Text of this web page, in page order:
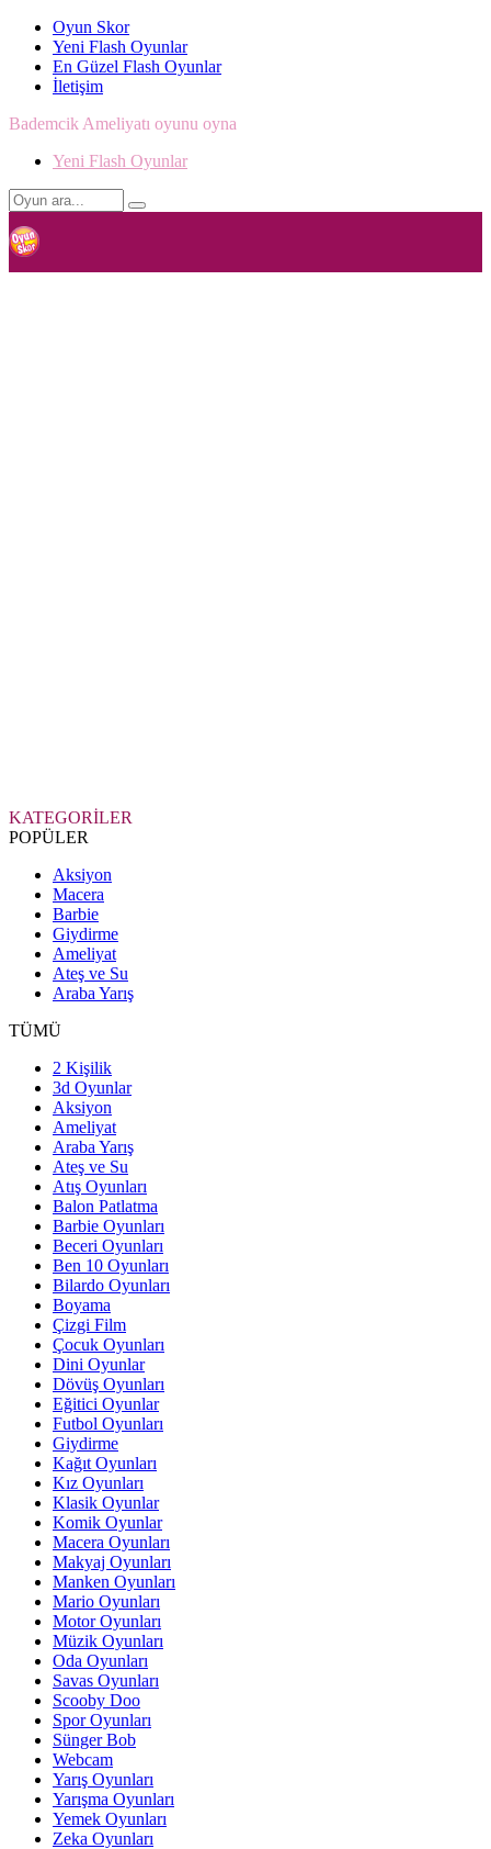
Oyun Skor
Yeni Flash Oyunlar
En Güzel Flash Oyunlar
İletişim
Bademcik Ameliyatı oyunu oyna
Yeni Flash Oyunlar
KATEGORİLER
POPÜLER
Aksiyon
Macera
Barbie
Giydirme
Ameliyat
Ateş ve Su
Araba Yarış
TÜMÜ
2 Kişilik
3d Oyunlar
Aksiyon
Ameliyat
Araba Yarış
Ateş ve Su
Atış Oyunları
Balon Patlatma
Barbie Oyunları
Beceri Oyunları
Ben 10 Oyunları
Bilardo Oyunları
Boyama
Çizgi Film
Çocuk Oyunları
Dini Oyunlar
Dövüş Oyunları
Eğitici Oyunlar
Futbol Oyunları
Giydirme
Kağıt Oyunları
Kız Oyunları
Klasik Oyunlar
Komik Oyunlar
Macera Oyunları
Makyaj Oyunları
Manken Oyunları
Mario Oyunları
Motor Oyunları
Müzik Oyunları
Oda Oyunları
Savas Oyunları
Scooby Doo
Spor Oyunları
Sünger Bob
Webcam
Yarış Oyunları
Yarışma Oyunları
Yemek Oyunları
Zeka Oyunları